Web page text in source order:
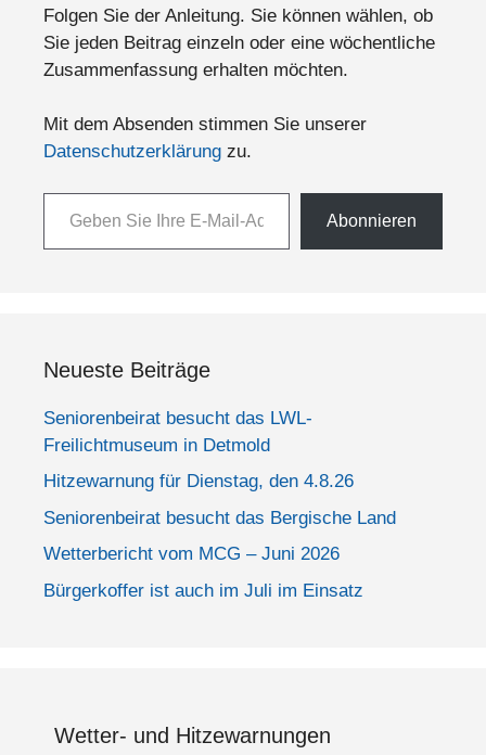
Folgen Sie der Anleitung. Sie können wählen, ob
Sie jeden Beitrag einzeln oder eine wöchentliche
Zusammenfassung erhalten möchten.
Mit dem Absenden stimmen Sie unserer
Datenschutzerklärung zu.
Geben Sie Ihre E-Mail-Adresse ein ...
Abonnieren
Neueste Beiträge
Seniorenbeirat besucht das LWL-
Freilichtmuseum in Detmold
Hitzewarnung für Dienstag, den 4.8.26
Seniorenbeirat besucht das Bergische Land
Wetterbericht vom MCG – Juni 2026
Bürgerkoffer ist auch im Juli im Einsatz
Wetter- und Hitzewarnungen